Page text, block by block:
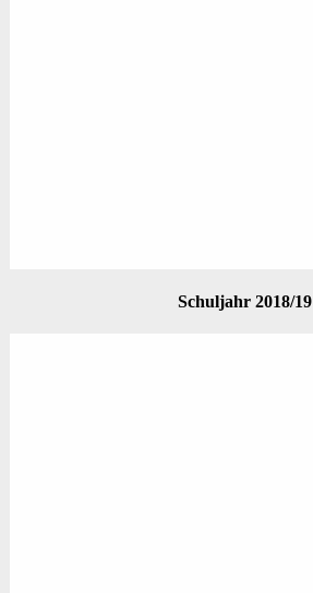
Schuljahr 2018/19